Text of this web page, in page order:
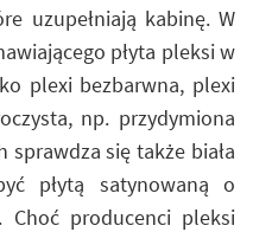
uzupełniają kabinę. W
płyta pleksi w
plexi bezbarwna, plexi
np. przydymiona
się także biała
płytą satynowaną o
Choć producenci pleksi